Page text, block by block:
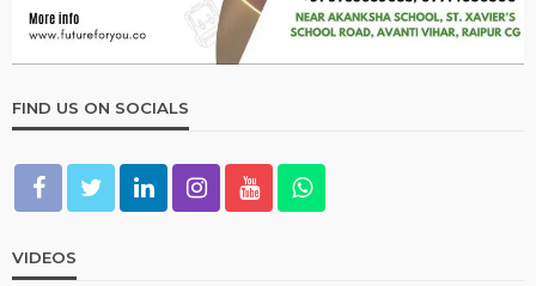
FIND US ON SOCIALS
VIDEOS